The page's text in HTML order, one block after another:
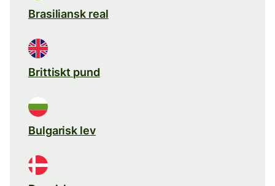
Brasiliansk real
Brittiskt pund
Bulgarisk lev